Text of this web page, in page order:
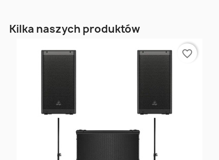
Kilka naszych produktów
favorite_border